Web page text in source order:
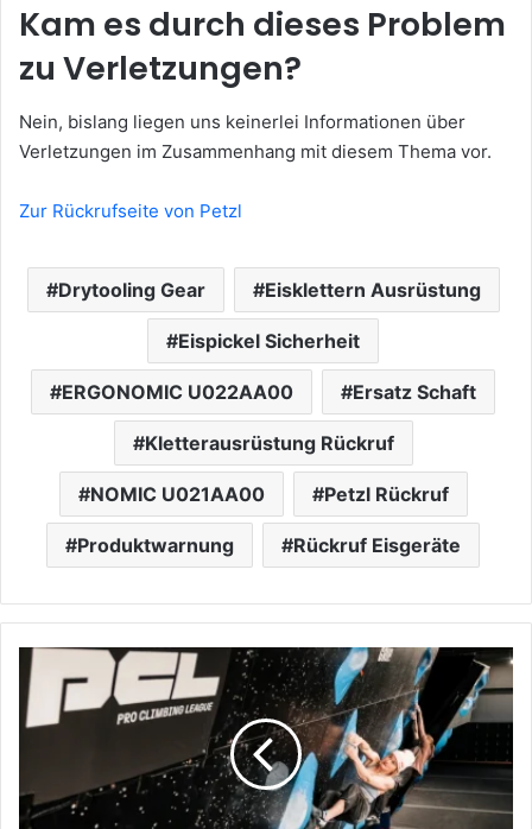
Kam es durch dieses Problem
zu Verletzungen?
Nein, bislang liegen uns keinerlei Informationen über
Verletzungen im Zusammenhang mit diesem Thema vor.
Zur Rückrufseite von Petzl
Drytooling Gear Eisklettern Ausrüstung
Eispickel Sicherheit
ERGONOMIC U022AA00 Ersatz Schaft
Kletterausrüstung Rückruf
NOMIC U021AA00 Petzl Rückruf
Produktwarnung Rückruf Eisgeräte
Pro
Climbing
League
startet